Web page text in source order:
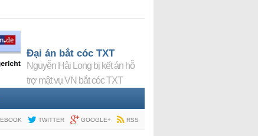
Đại án bắt cóc TXT
Nguyễn Hải Long bị kết án hỗ
trợ mật vụ VN bắt cóc TXT
TWITTER GOOGLE+ RSS